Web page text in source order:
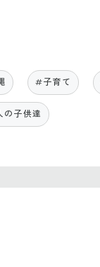
#子育て
子供達